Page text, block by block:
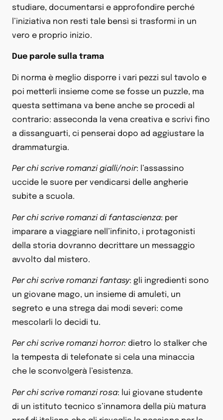
studiare, documentarsi e approfondire perché
l’iniziativa non resti tale bensì si trasformi in un
vero e proprio inizio.
Due parole sulla trama
Di norma è meglio disporre i vari pezzi sul tavolo e
poi metterli insieme come se fosse un puzzle, ma
questa settimana va bene anche se procedi al
contrario: asseconda la vena creativa e scrivi fino
a dissanguarti, ci penserai dopo ad aggiustare la
drammaturgia.
Per chi scrive romanzi gialli/noir: l’assassino
uccide le suore per vendicarsi delle angherie
subite a scuola.
Per chi scrive romanzi di fantascienza: per
imparare a viaggiare nell’infinito, i protagonisti
della storia dovranno decrittare un messaggio
avvolto dal mistero.
Per chi scrive romanzi fantasy: gli ingredienti sono
un giovane mago, un insieme di amuleti, un
segreto e una strega dai modi severi: come
mescolarli lo decidi tu.
Per chi scrive romanzi horror: dietro lo stalker che
la tempesta di telefonate si cela una minaccia
che le sconvolgerà l’esistenza.
Per chi scrive romanzi rosa: lui giovane studente
di un istituto tecnico s’innamora della più matura